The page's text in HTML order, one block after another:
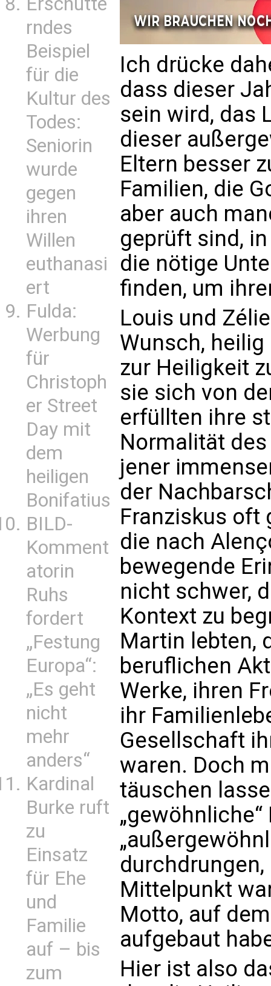
rndes
Beispiel
für die
Kultur des
Todes:
Seniorin
wurde
gegen
ihren
Willen
euthanasi
ert
Fulda:
Werbung
für
Christoph
er Street
Day mit
dem
heiligen
Bonifatius
BILD-
Komment
atorin
Ruhs
fordert
„Festung
Europa“:
„Es geht
nicht
mehr
anders“
Kardinal
Burke ruft
zu
Einsatz
für Ehe
und
Familie
auf – bis
zum
Ich drücke
dass dieser
sein wird, das
dieser
Eltern besser
Familien, die
aber auch
geprüft sind,
die nötige
finden, um
Louis und
Wunsch,
zur Heiligkeit
sie sich von
erfüllten ihre
Normalität
jener
der
Franziskus oft
die nach
bewegende
nicht schwer,
Kontext zu
Martin lebten,
beruflichen
Werke, ihren
ihr
Gesellschaft
waren. Doch
täuschen
Mittelpunkt
Motto, auf
aufgebaut
Hier ist also